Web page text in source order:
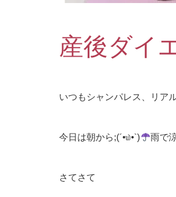
産後ダイ
いつもシャンパレス、リア
今日は朝から;(´•௰•`) 雨で
さてさて